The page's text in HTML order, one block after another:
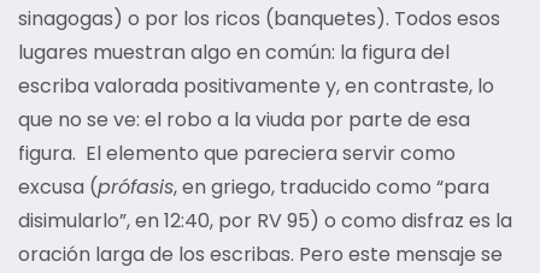
sinagogas) o por los ricos (banquetes). Todos esos
lugares muestran algo en común: la figura del
escriba valorada positivamente y, en contraste, lo
que no se ve: el robo a la viuda por parte de esa
figura. El elemento que pareciera servir como
excusa (prófasis, en griego, traducido como “para
disimularlo”, en 12:40, por RV 95) o como disfraz es la
oración larga de los escribas. Pero este mensaje se